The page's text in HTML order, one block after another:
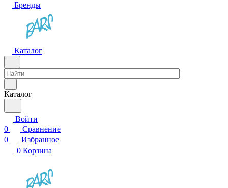
Бренды
Каталог
Каталог
Войти
0
Сравнение
0
Избранное
0 Корзина